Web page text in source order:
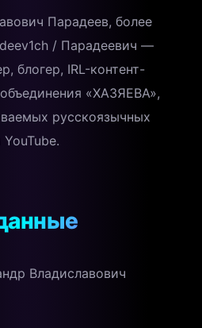
Парадеев, более
/ Парадеевич —
блогер, IRL-контент-
«ХАЗЯЕВА»,
русскоязычных
Владиславович